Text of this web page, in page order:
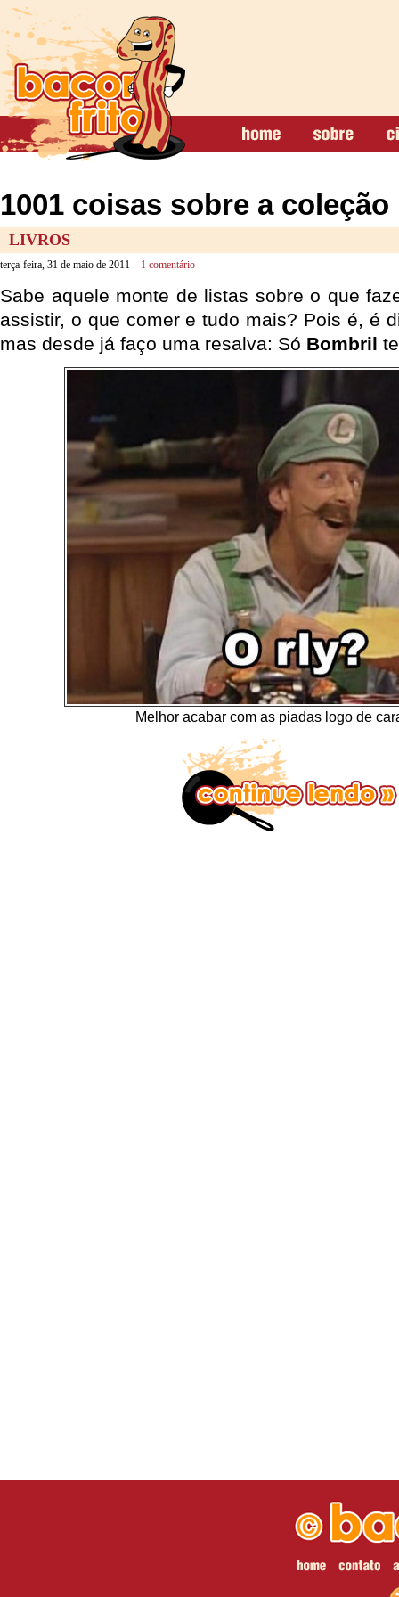
1001 coisas sobre a coleção
LIVROS
terça-feira, 31 de maio de 2011 – 1 comentário
Sabe aquele monte de listas sobre o que
assistir, o que comer e tudo mais? Pois é, é
mas desde já faço uma resalva: Só Bombril
Melhor acabar com as piadas logo de